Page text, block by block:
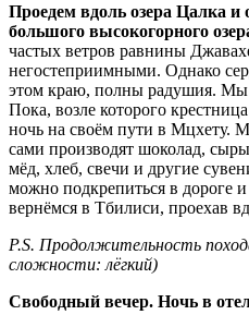
Проедем вдоль озера Цалка и
большого высокогорного
частых ветров равнины
негостеприимными. Однако
этом краю, полны радушия. Мы
Пока, возле которого
ночь на своём пути в Мцхету.
сами производят шоколад,
мёд, хлеб, свечи и другие
можно подкрепиться в дороге
вернёмся в Тбилиси, проехав
Р.S. Продолжительность
сложности: лёгкий)
Свободный вечер. Ночь в